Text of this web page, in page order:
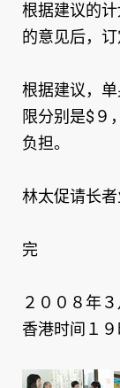
根据建议的
的意见后，
根据建议，
限分别是$９
负担。
林太促请长
完
２００８年
香港时间１